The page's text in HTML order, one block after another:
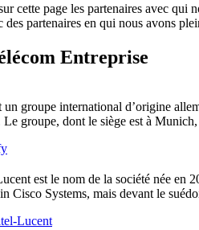
cette page les partenaires avec
des partenaires en qui nous avons
Entreprise
groupe international d’origine
Le groupe, dont le siège est à
est le nom de la société née en
Cisco Systems, mais devant le
Lucent